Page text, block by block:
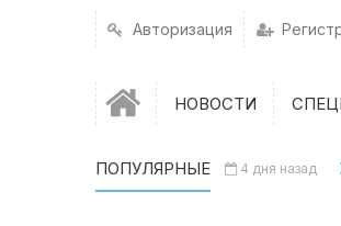
Авторизация
НОВОСТИ
ПОПУЛЯРНЫЕ 4 дня назад